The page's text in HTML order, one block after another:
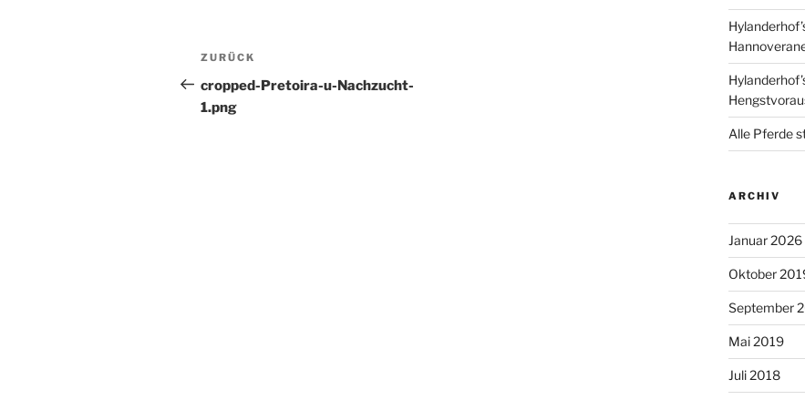
Beitragsnavigation
Vorheriger
Beitrag
ZURÜCK
cropped-Pretoira-u-Nachzucht-
1.png
Alle Pferde
ARCHIV
Januar 2026
Oktober
September
Mai 2019
Juli 2018